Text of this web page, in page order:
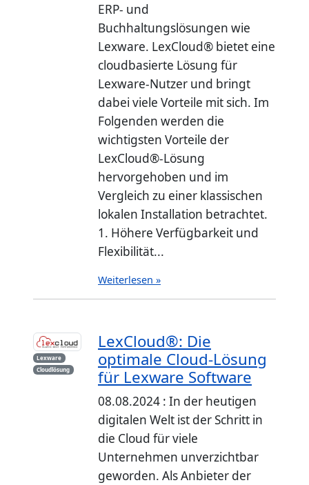
ERP- und
Buchhaltungslösungen wie
Lexware. LexCloud® bietet eine
cloudbasierte Lösung für
Lexware-Nutzer und bringt
dabei viele Vorteile mit sich. Im
Folgenden werden die
wichtigsten Vorteile der
LexCloud®-Lösung
hervorgehoben und im
Vergleich zu einer klassischen
lokalen Installation betrachtet.
1. Höhere Verfügbarkeit und
Flexibilität...
Weiterlesen »
Lexware
Cloudlösung
LexCloud®: Die
optimale Cloud-Lösung
für Lexware Software
08.08.2024 : In der heutigen
digitalen Welt ist der Schritt in
die Cloud für viele
Unternehmen unverzichtbar
geworden. Als Anbieter der